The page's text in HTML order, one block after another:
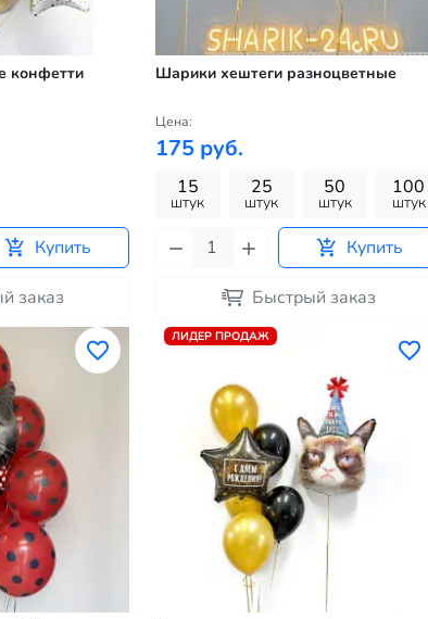
конфетти
Купить
заказ
Шарики хештеги разноцветные
Цена:
175 руб.
15
штук
25
штук
50
штук
100
штук
Купить
Быстрый заказ
ЛИДЕР ПРОДАЖ